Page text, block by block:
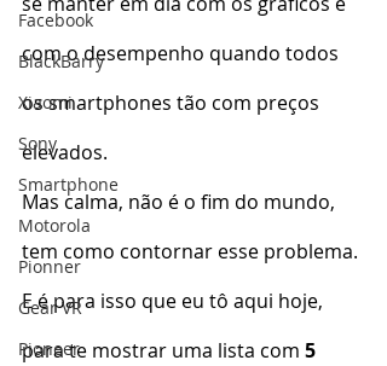
Facebook
BlackBarry
Xiaomi
Sony
Smartphone
Motorola
Pionner
Gear VR
Pioneer
com o desempenho quando todos
os smartphones tão com preços
elevados.
Mas calma, não é o fim do mundo,
tem como contornar esse problema.
E é para isso que eu tô aqui hoje,
para te mostrar uma lista com 5